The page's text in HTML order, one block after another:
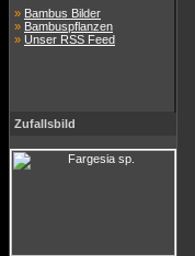
» Bambus Bilder
» Bambuspflanzen
» Unser RSS Feed
Zufallsbild